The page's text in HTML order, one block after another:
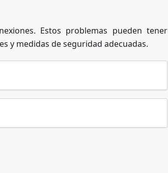
Estos problemas pueden tener
y medidas de seguridad adecuadas.